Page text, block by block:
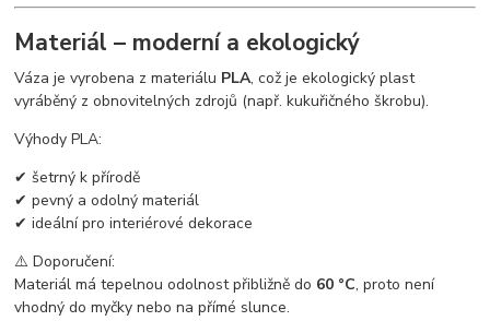
Materiál – moderní a ekologický
Váza je vyrobena z materiálu PLA, což je ekologický plast
vyráběný z obnovitelných zdrojů (např. kukuřičného škrobu).
Výhody PLA:
✔ šetrný k přírodě
✔ pevný a odolný materiál
✔ ideální pro interiérové dekorace
⚠️ Doporučení:
Materiál má tepelnou odolnost přibližně do 60 °C, proto není
vhodný do myčky nebo na přímé slunce.